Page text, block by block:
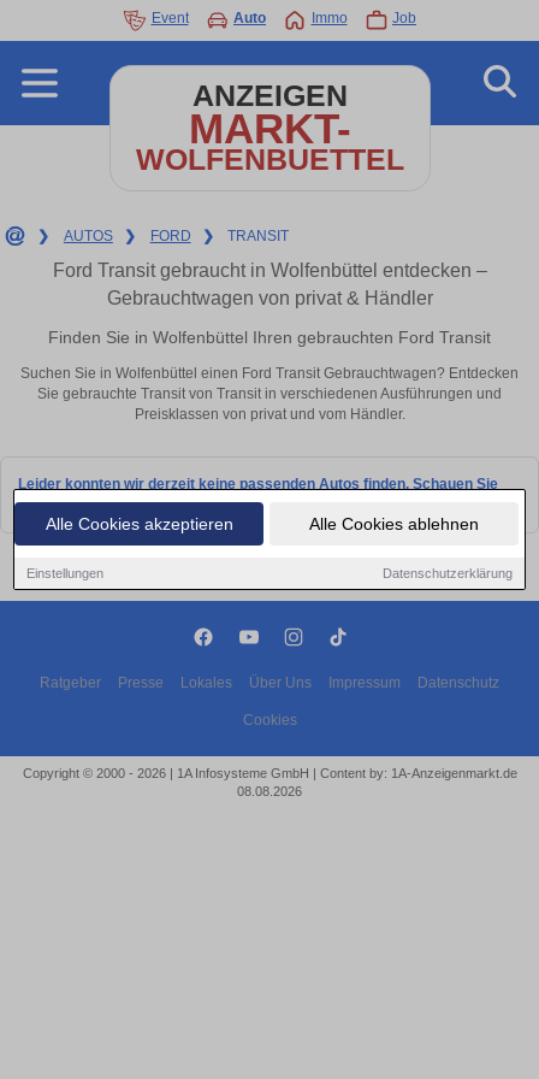
Alle Cookies akzeptieren Alle Cookies ablehnen
Einstellungen Datenschutzerklärung
Event Auto Immo Job
ANZEIGEN
MARKT-
WOLFENBUETTEL
❯ AUTOS ❯ FORD ❯ TRANSIT
Ford Transit gebraucht in Wolfenbüttel entdecken –
Gebrauchtwagen von privat & Händler
Finden Sie in Wolfenbüttel Ihren gebrauchten Ford Transit
Suchen Sie in Wolfenbüttel einen Ford Transit Gebrauchtwagen? Entdecken
Sie gebrauchte Transit von Transit in verschiedenen Ausführungen und
Preisklassen von privat und vom Händler.
Leider konnten wir derzeit keine passenden Autos finden. Schauen Sie
bald wieder vorbei!
Ratgeber Presse Lokales Über Uns Impressum Datenschutz
Cookies
Copyright © 2000 - 2026 | 1A Infosysteme GmbH | Content by: 1A-Anzeigenmarkt.de
08.08.2026